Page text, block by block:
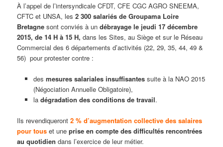
À l’appel de l’intersyndicale CFDT, CFE CGC AGRO SNEEMA,
CFTC et UNSA, les2 300 salariés de Groupama Loire
Bretagne sont conviés à undébrayage le jeudi 17 décembre
2015, de 14 H à 15 H, dans les Sites, au Siège et sur le Réseau
Commercial des 6 départements d’activités (22, 29, 35, 44, 49 &
56) pour protester contre :
des mesures salariales insuffisantessuite à la NAO 2015
(Négociation Annuelle Obligatoire),
la dégradation des conditions de travail.
Ils revendiqueront2 % d’augmentation collective des salaires
pour tous et uneprise en compte des difficultés rencontrées
au quotidiendans l’exercice de leur métier.